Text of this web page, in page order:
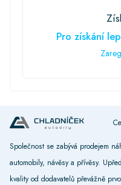
Pro získání
Společnost se zabývá prodejem
automobily, návěsy a přívěsy.
kvality od dodavatelů převážně